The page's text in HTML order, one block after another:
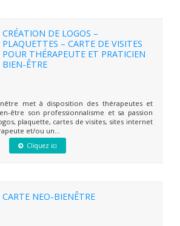
CRÉATION DE LOGOS –
PLAQUETTES – CARTE DE VISITES
POUR THÉRAPEUTE ET PRATICIEN
BIEN-ÊTRE
met à disposition des thérapeutes et
être son professionnalisme et sa passion
plaquette, cartes de visites, sites internet
et/ou un...
Cliquez ici
CARTE NEO-BIENÊTRE